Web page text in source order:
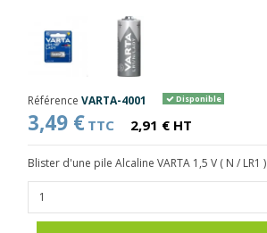
Référence VARTA-4001 Disponible
3,49 € TTC 2,91 € HT
Blister d'une pile Alcaline VARTA 1,5 V ( N / LR1 )